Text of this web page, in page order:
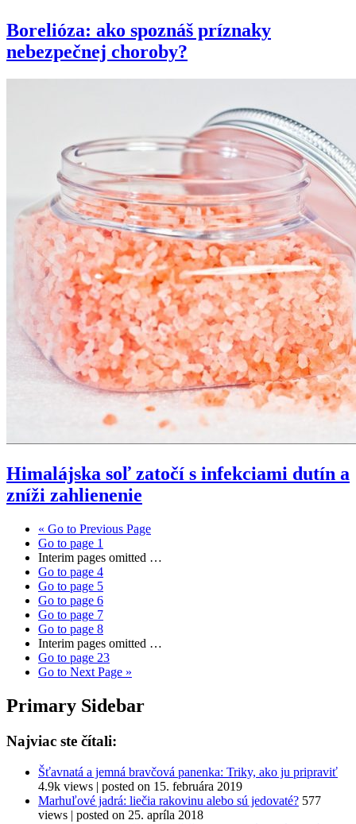
Borelióza: ako spoznáš príznaky
nebezpečnej choroby?
Himalájska soľ zatočí s infekciami dutín a
zníži zahlienenie
« Go to Previous Page
Go to page 1
Interim pages omitted …
Go to page 4
Go to page 5
Go to page 6
Go to page 7
Go to page 8
Interim pages omitted …
Go to page 23
Go to Next Page »
Primary Sidebar
Najviac ste čítali:
Šťavnatá a jemná bravčová panenka: Triky, ako ju pripraviť
4.9k views | posted on 15. februára 2019
Marhuľové jadrá: liečia rakovinu alebo sú jedovaté? 577
views | posted on 25. apríla 2018